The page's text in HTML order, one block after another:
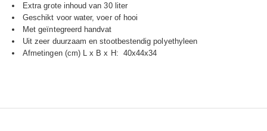
Extra grote inhoud van 30 liter
Geschikt voor water, voer of hooi
Met geïntegreerd handvat
Uit zeer duurzaam en stootbestendig polyethyleen
Afmetingen (cm) L x B x H: 40x44x34